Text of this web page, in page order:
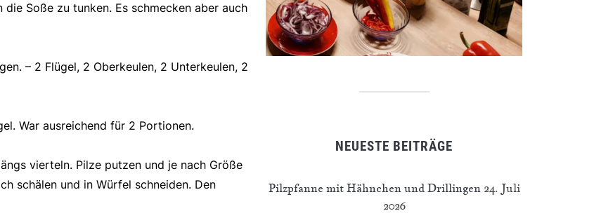
Soße zu tunken. Es schmecken aber auch
– 2 Flügel, 2 Oberkeulen, 2 Unterkeulen, 2
War ausreichend für 2 Portionen.
vierteln. Pilze putzen und je nach Größe
schälen und in Würfel schneiden. Den
NEUESTE BEITRÄGE
Pilzpfanne mit Hähnchen und Drillingen 24. Juli
2026